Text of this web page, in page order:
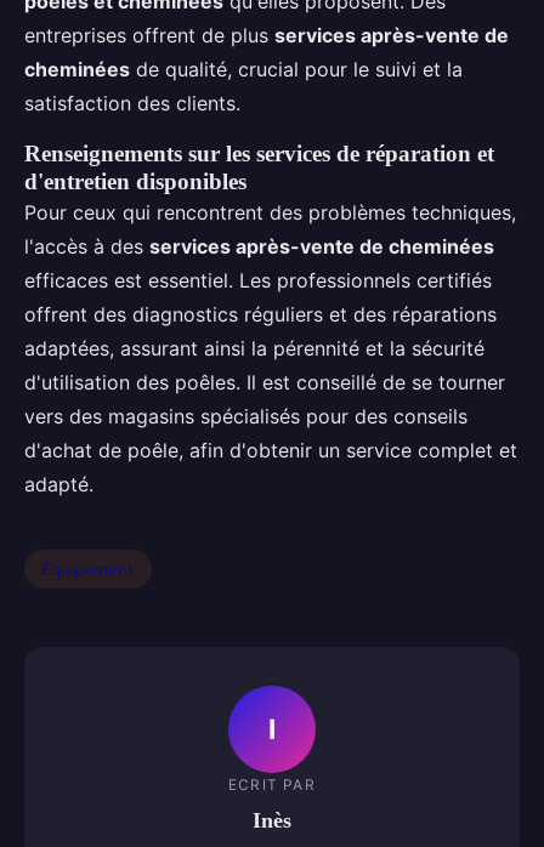
entreprises offrent de plus services après-vente de
cheminées de qualité, crucial pour le suivi et la
satisfaction des clients.
Renseignements sur les services de réparation et
d'entretien disponibles
Pour ceux qui rencontrent des problèmes techniques,
l'accès à des services après-vente de cheminées
efficaces est essentiel. Les professionnels certifiés
offrent des diagnostics réguliers et des réparations
adaptées, assurant ainsi la pérennité et la sécurité
d'utilisation des poêles. Il est conseillé de se tourner
vers des magasins spécialisés pour des conseils
d'achat de poêle, afin d'obtenir un service complet et
adapté.
Équipement
I
ECRIT PAR
Inès